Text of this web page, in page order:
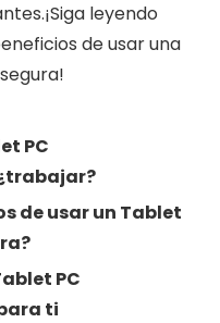
leyendo
de usar una
PC
de usar un Tablet
?
PC
ti